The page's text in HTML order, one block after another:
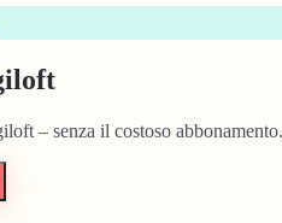
– senza il costoso